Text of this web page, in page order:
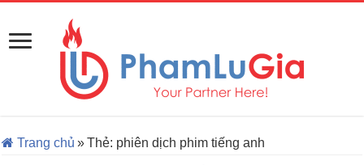
Trang chủ »Thẻ: phiên dịch phim tiếng anh